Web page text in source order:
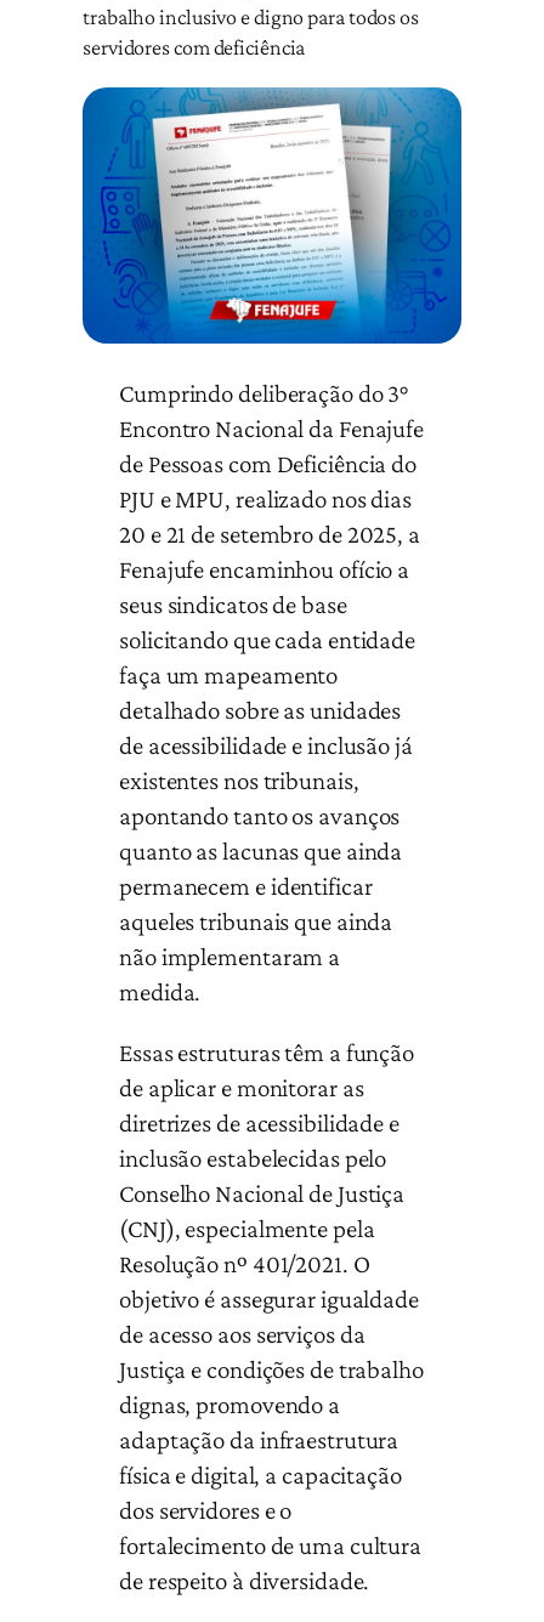
trabalho inclusivo e digno para todos os
servidores com deficiência
Cumprindo deliberação do 3°
Encontro Nacional da Fenajufe
de Pessoas com Deficiência do
PJU e MPU, realizado nos dias
20 e 21 de setembro de 2025, a
Fenajufe encaminhou ofício a
seus sindicatos de base
solicitando que cada entidade
faça um mapeamento
detalhado sobre as unidades
de acessibilidade e inclusão já
existentes nos tribunais,
apontando tanto os avanços
quanto as lacunas que ainda
permanecem e identificar
aqueles tribunais que ainda
não implementaram a
medida.
Essas estruturas têm a função
de aplicar e monitorar as
diretrizes de acessibilidade e
inclusão estabelecidas pelo
Conselho Nacional de Justiça
(CNJ), especialmente pela
Resolução nº 401/2021. O
objetivo é assegurar igualdade
de acesso aos serviços da
Justiça e condições de trabalho
dignas, promovendo a
adaptação da infraestrutura
física e digital, a capacitação
dos servidores e o
fortalecimento de uma cultura
de respeito à diversidade.